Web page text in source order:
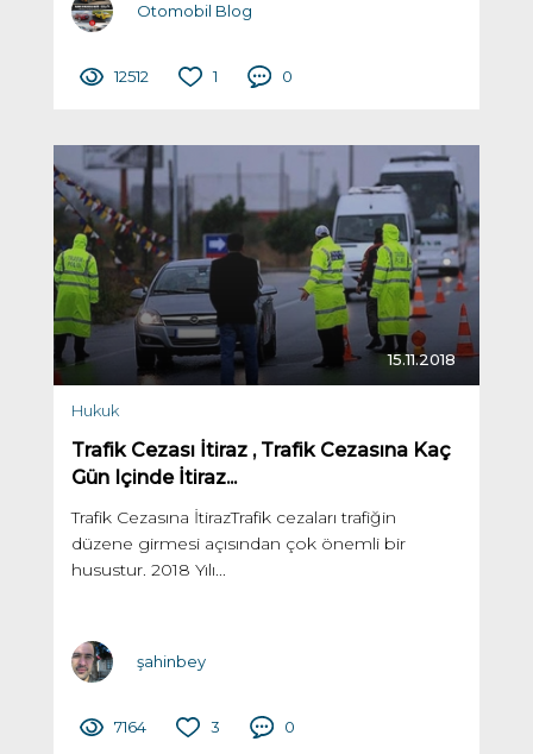
Otomobil Blog
12512 1 0
15.11.2018
Hukuk
Trafik Cezası İtiraz , Trafik Cezasına Kaç
Gün Içinde İtiraz...
Trafik Cezasına İtirazTrafik cezaları trafiğin
düzene girmesi açısından çok önemli bir
husustur. 2018 Yılı...
şahinbey
7164 3 0